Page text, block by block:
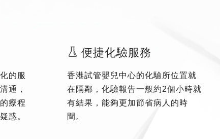
的服
通，
療程
惑。
便捷化驗服務
香港試管嬰兒中心的化驗所位置就
在隔鄰，化驗報告一般約2個小時就
有結果，能夠更加節省病人的時
間。